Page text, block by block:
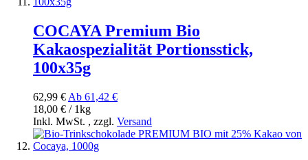
COCAYA Premium Bio
Kakaospezialität Portionsstick,
100x35g
62,99 € Ab 61,42 €
18,00 € / 1kg
Inkl. MwSt. , zzgl. Versand